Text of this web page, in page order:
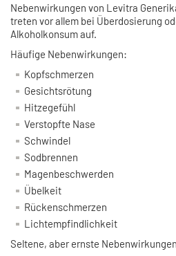
Nebenwirkungen von Levitra
treten vor allem bei Überdosierung
Alkoholkonsum auf.
Häufige Nebenwirkungen:
Kopfschmerzen
Gesichtsrötung
Hitzegefühl
Verstopfte Nase
Schwindel
Sodbrennen
Magenbeschwerden
Übelkeit
Rückenschmerzen
Lichtempfindlichkeit
Seltene, aber ernste